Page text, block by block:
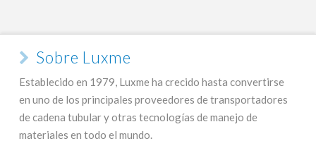
Sobre Luxme
Establecido en 1979, Luxme ha crecido hasta convertirse
en uno de los principales proveedores de transportadores
de cadena tubular y otras tecnologías de manejo de
materiales en todo el mundo.